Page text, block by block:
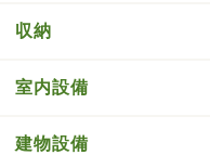
収納
室内設備
建物設備